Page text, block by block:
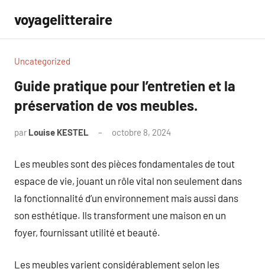
contenu
voyagelitteraire
Uncategorized
Guide pratique pour l’entretien et la
préservation de vos meubles.
par Louise KESTEL octobre 8, 2024
Les meubles sont des pièces fondamentales de tout
espace de vie, jouant un rôle vital non seulement dans
la fonctionnalité d’un environnement mais aussi dans
son esthétique. Ils transforment une maison en un
foyer, fournissant utilité et beauté.
Les meubles varient considérablement selon les